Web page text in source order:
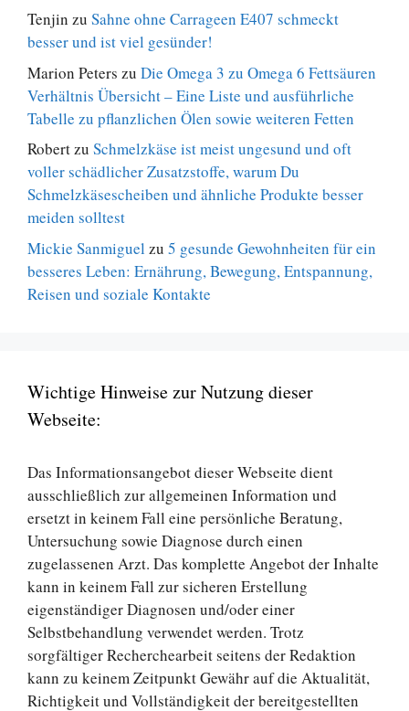
Tenjin zu Sahne ohne Carrageen E407 schmeckt
besser und ist viel gesünder!
Marion Peters zu Die Omega 3 zu Omega 6 Fettsäuren
Verhältnis Übersicht – Eine Liste und ausführliche
Tabelle zu pflanzlichen Ölen sowie weiteren Fetten
Robertzu Schmelzkäse ist meist ungesund und oft
voller schädlicher Zusatzstoffe, warum Du
Schmelzkäsescheiben und ähnliche Produkte besser
meiden solltest
Mickie Sanmiguel zu 5 gesunde Gewohnheiten für ein
besseres Leben: Ernährung, Bewegung, Entspannung,
Reisen und soziale Kontakte
Wichtige Hinweise zur Nutzung dieser
Webseite:
Das Informationsangebot dieser Webseite dient
ausschließlich zur allgemeinen Information und
ersetzt in keinem Fall eine persönliche Beratung,
Untersuchung sowie Diagnose durch einen
zugelassenen Arzt. Das komplette Angebot der Inhalte
kann in keinem Fall zur sicheren Erstellung
eigenständiger Diagnosen und/oder einer
Selbstbehandlung verwendet werden. Trotz
sorgfältiger Recherchearbeit seitens der Redaktion
kann zu keinem Zeitpunkt Gewähr auf die Aktualität,
Richtigkeit und Vollständigkeit der bereitgestellten